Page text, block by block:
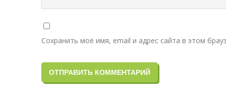
Сохранить моё имя, email и адрес сайта в этом